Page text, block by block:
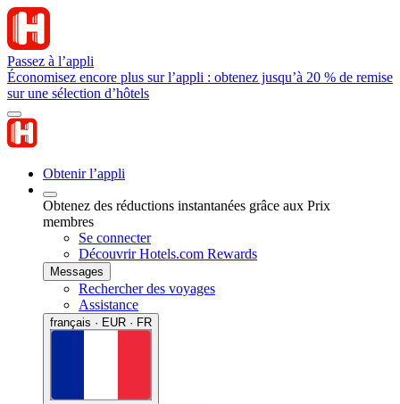
Passez à l’appli
Économisez encore plus sur l’appli : obtenez jusqu’à 20 % de remise
sur une sélection d’hôtels
Obtenir l’appli
Obtenez des réductions instantanées grâce aux Prix
membres
Se connecter
Découvrir Hotels.com Rewards
Messages
Rechercher des voyages
Assistance
français · EUR · FR